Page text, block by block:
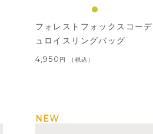
フォレストフォックスコーデ
ュロイスリングバッグ
4,950 税込
NEW